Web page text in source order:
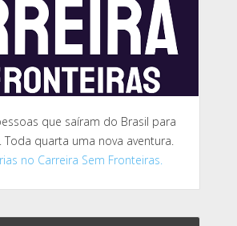
que saíram do Brasil para
quarta uma nova aventura.
no Carreira Sem Fronteiras.